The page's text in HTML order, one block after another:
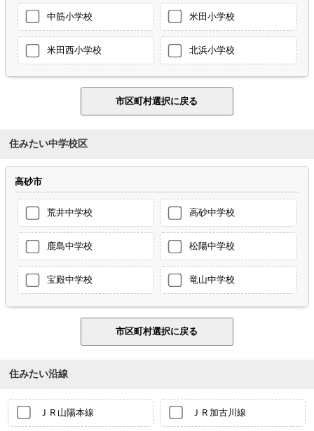
中筋小学校 米田小学校
米田西小学校 北浜小学校
住みたい中学校区
高砂市
荒井中学校 高砂中学校
鹿島中学校 松陽中学校
宝殿中学校 竜山中学校
住みたい沿線
ＪＲ山陽本線 ＪＲ加古川線